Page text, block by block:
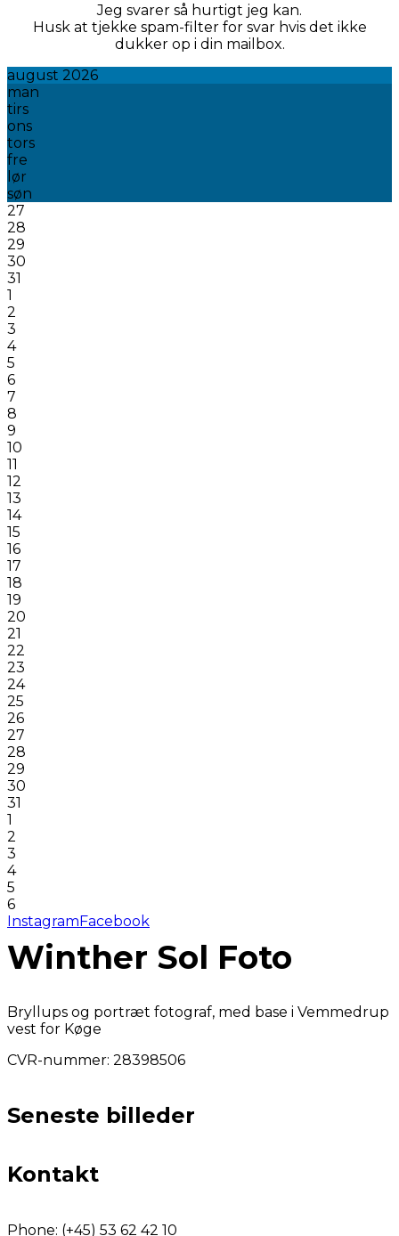
Jeg svarer så hurtigt jeg kan.
Husk at tjekke spam-filter for svar hvis det ikke
dukker op i din mailbox.
august 2026
man
tirs
ons
tors
fre
lør
søn
27
28
29
30
31
1
2
3
4
5
6
7
8
9
10
11
12
13
14
15
16
17
18
19
20
21
22
23
24
25
26
27
28
29
30
31
1
2
3
4
5
6
InstagramFacebook
Winther Sol Foto
Bryllups og portræt fotograf, med base i Vemmedrup
vest for Køge
CVR-nummer: 28398506
Seneste billeder
Kontakt
Phone: (+45) 53 62 42 10